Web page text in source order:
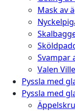
Mask av
Svampar
Valen
Pyssla med
Pyssla med